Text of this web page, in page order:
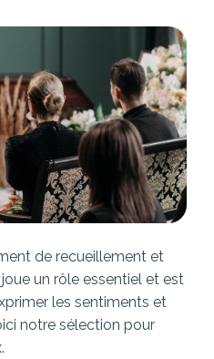
de recueillement et
un rôle essentiel et est
les sentiments et
notre sélection pour